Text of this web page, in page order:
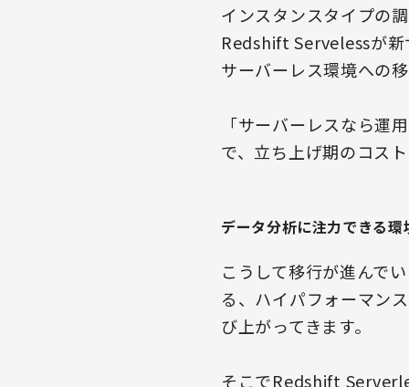
インスタンスタイプの
Redshift Servelessが
サーバーレス環境への
「サーバーレスなら運
で、立ち上げ期のコス
データ分析に注力できる
こうして移行が進んで
る、ハイパフォーマン
び上がってきます。
そこでRedshift